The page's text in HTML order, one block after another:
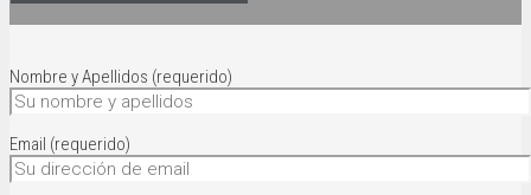
Nombre y Apellidos (requerido)
Email (requerido)